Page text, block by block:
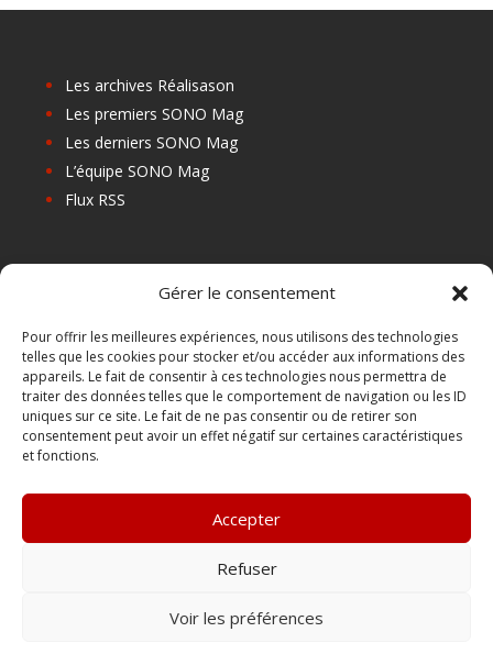
Gérer le consentement
Pour offrir les meilleures expériences, nous utilisons des technologies
telles que les cookies pour stocker et/ou accéder aux informations des
appareils. Le fait de consentir à ces technologies nous permettra de
traiter des données telles que le comportement de navigation ou les ID
uniques sur ce site. Le fait de ne pas consentir ou de retirer son
consentement peut avoir un effet négatif sur certaines caractéristiques
et fonctions.
Accepter
Refuser
Voir les préférences
Les archives Réalisason
Les premiers SONO Mag
Les derniers SONO Mag
L’équipe SONO Mag
Flux RSS
Les Centres de Formation
Les Points Relais
Localiser Point Relais
Mon Compte
Contact